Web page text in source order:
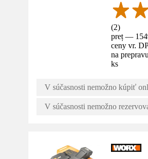
(2)
preț —
ceny vr.
na
ks
V súčasnosti nemožno kúpiť
V súčasnosti nemožno